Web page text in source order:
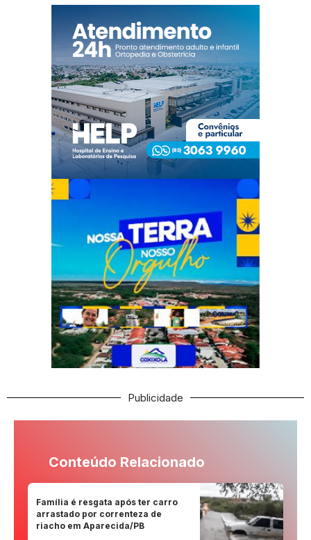
Publicidade
Conteúdo Relacionado
Família é resgata após ter carro
arrastado por correnteza de
riacho em Aparecida/PB